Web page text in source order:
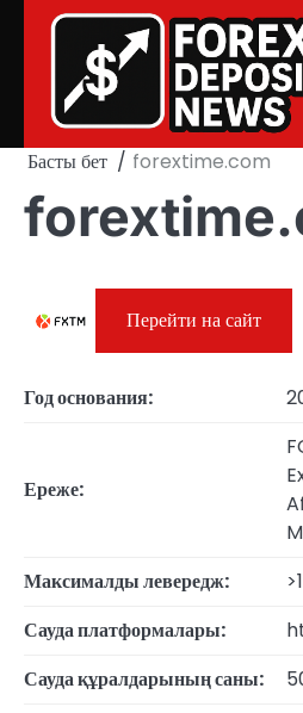
Басты бет forextime.com
Перейти на сайт
Год основания:
Ереже:
Максималды левередж:
Сауда платформалары:
Сауда құралдарының саны: